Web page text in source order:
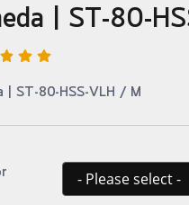
| ST-80-
| ST-80-HSS-VLH / M